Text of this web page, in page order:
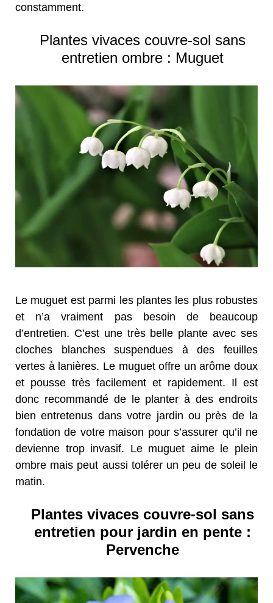
constamment.
Plantes vivaces couvre-sol sans
entretien ombre : Muguet
Le muguet est parmi les plantes les plus robustes
et n’a vraiment pas besoin de beaucoup
d’entretien. C’est une très belle plante avec ses
cloches blanches suspendues à des feuilles
vertes à lanières. Le muguet offre un arôme doux
et pousse très facilement et rapidement. Il est
donc recommandé de le planter à des endroits
bien entretenus dans votre jardin ou près de la
fondation de votre maison pour s’assurer qu’il ne
devienne trop invasif. Le muguet aime le plein
ombre mais peut aussi tolérer un peu de soleil le
matin.
Plantes vivaces couvre-sol sans
entretien pour jardin en pente :
Pervenche